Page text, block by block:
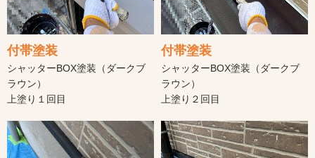
付帯塗装
シャッターBOX塗装（ダークブ
ラウン）
上塗り１回目
付帯塗装
シャッターBOX塗装（ダークブ
ラウン）
上塗り２回目